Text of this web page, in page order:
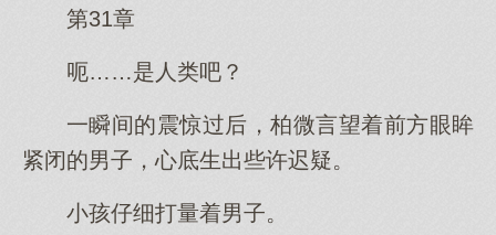
第31章
呃……是人类吧？
一瞬间的震惊过后，柏微言望着前方眼眸
紧闭的男子，心底生出些许迟疑。
小孩仔细打量着男子。